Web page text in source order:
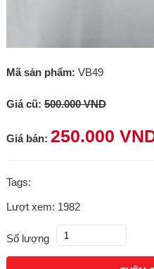
Mã sản phẩm: VB49
Giá cũ: 500.000 VND
Giá bán: 250.000
Tags:
Lượt xem: 1982
Số lượng